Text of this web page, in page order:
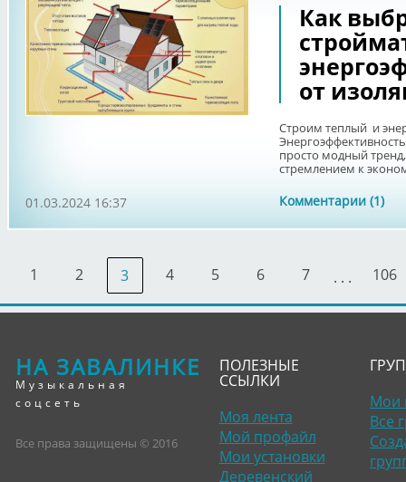
Как
от
Строим теплый и
просто модный
стремлением к
Комментарии (1)
01.03.2024 16:37
1 2 3 4 5 6 7 . . . 106
НА ЗАВАЛИНКЕ
Музыкальная
соцсеть
Все права защищены © 2016
ПОЛЕЗНЫЕ
ССЫЛКИ
Моя лента
Мой профайл
Мои установки
Деревенский
Мои
Все